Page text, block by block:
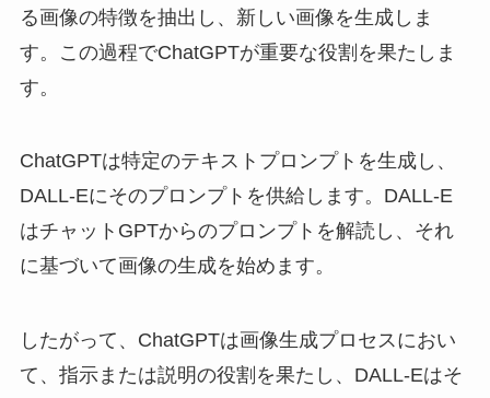
る画像の特徴を抽出し、新しい画像を生成しま
す。この過程でChatGPTが重要な役割を果たしま
す。
ChatGPTは特定のテキストプロンプトを生成し、
DALL-Eにそのプロンプトを供給します。DALL-E
はチャットGPTからのプロンプトを解読し、それ
に基づいて画像の生成を始めます。
したがって、ChatGPTは画像生成プロセスにおい
て、指示または説明の役割を果たし、DALL-Eはそ